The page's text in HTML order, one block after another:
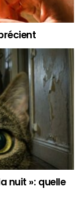
nuit »: quelle